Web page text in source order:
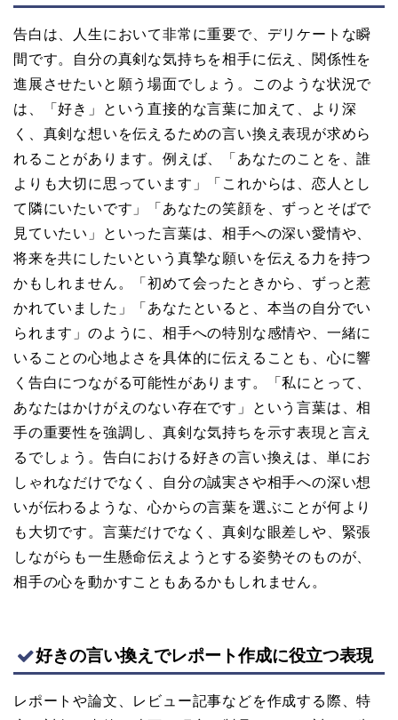
告白は、人生において非常に重要で、デリケートな瞬
間です。自分の真剣な気持ちを相手に伝え、関係性を
進展させたいと願う場面でしょう。このような状況で
は、「好き」という直接的な言葉に加えて、より深
く、真剣な想いを伝えるための言い換え表現が求めら
れることがあります。例えば、「あなたのことを、誰
よりも大切に思っています」「これからは、恋人とし
て隣にいたいです」「あなたの笑顔を、ずっとそばで
見ていたい」といった言葉は、相手への深い愛情や、
将来を共にしたいという真摯な願いを伝える力を持つ
かもしれません。「初めて会ったときから、ずっと惹
かれていました」「あなたといると、本当の自分でい
られます」のように、相手への特別な感情や、一緒に
いることの心地よさを具体的に伝えることも、心に響
く告白につながる可能性があります。「私にとって、
あなたはかけがえのない存在です」という言葉は、相
手の重要性を強調し、真剣な気持ちを示す表現と言え
るでしょう。告白における好きの言い換えは、単にお
しゃれなだけでなく、自分の誠実さや相手への深い想
いが伝わるような、心からの言葉を選ぶことが何より
も大切です。言葉だけでなく、真剣な眼差しや、緊張
しながらも一生懸命伝えようとする姿勢そのものが、
相手の心を動かすこともあるかもしれません。
好きの言い換えでレポート作成に役立つ表現
レポートや論文、レビュー記事などを作成する際、特